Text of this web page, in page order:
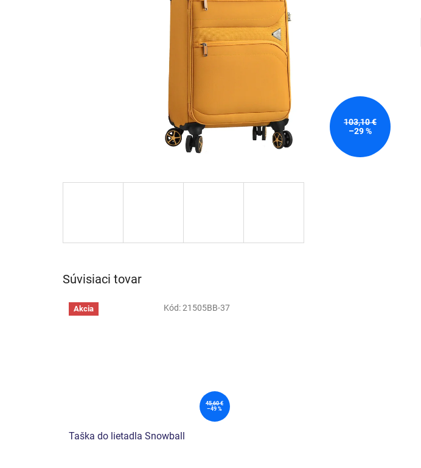
103,10 €
–29 %
Súvisiaci tovar
Akcia
45,60 €
–49 %
Taška do lietadla Snowball
Kód:21505BB-37